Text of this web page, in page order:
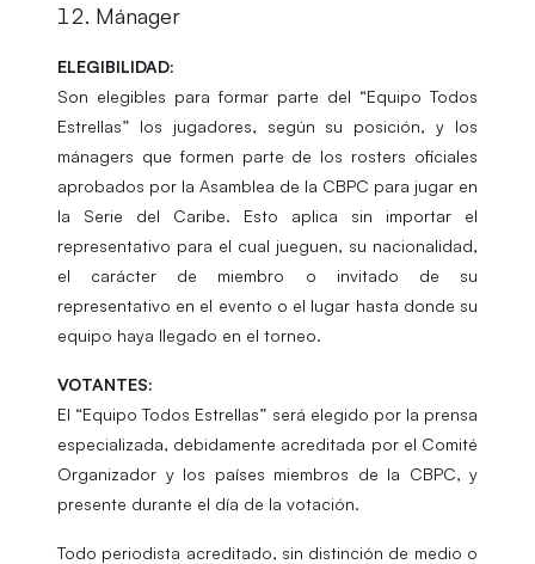
Mánager
ELEGIBILIDAD:
Son elegibles para formar parte del “Equipo Todos
Estrellas” los jugadores, según su posición, y los
mánagers que formen parte de los rosters oficiales
aprobados por la Asamblea de la CBPC para jugar en
la Serie del Caribe. Esto aplica sin importar el
representativo para el cual jueguen, su nacionalidad,
el carácter de miembro o invitado de su
representativo en el evento o el lugar hasta donde su
equipo haya llegado en el torneo.
VOTANTES:
El “Equipo Todos Estrellas” será elegido por la prensa
especializada, debidamente acreditada por el Comité
Organizador y los países miembros de la CBPC, y
presente durante el día de la votación.
Todo periodista acreditado, sin distinción de medio o